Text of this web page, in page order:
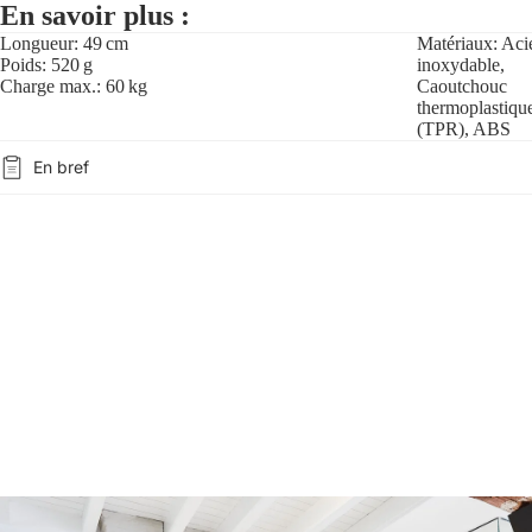
En savoir plus :
Longueur: 49 cm
Poids: 520 g
Charge max.: 60 kg
Matériaux:
inoxydable,
Caoutchouc
(TPR), ABS
En bref